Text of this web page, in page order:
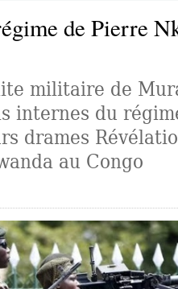
de Pierre
militaire de
internes du
drames
au Congo